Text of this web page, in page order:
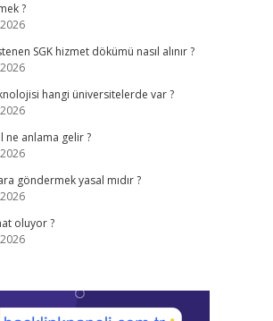
?
SGK hizmet dökümü nasıl alınır ?
hangi üniversitelerde var ?
ne anlama gelir ?
göndermek yasal mıdır ?
oluyor ?